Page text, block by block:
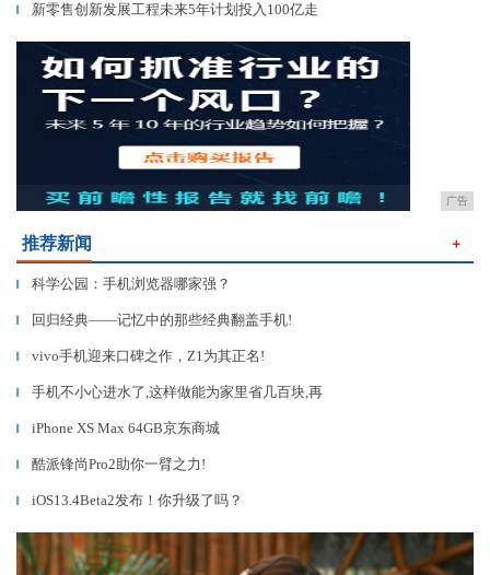
▎ 新零售创新发展工程未来5年计划投入100亿走
广告
推荐新闻 ＋
▎ 科学公园：手机浏览器哪家强？
▎ 回归经典——记忆中的那些经典翻盖手机!
▎ vivo手机迎来口碑之作，Z1为其正名!
▎ 手机不小心进水了,这样做能为家里省几百块,再
▎ iPhone XS Max 64GB京东商城
▎ 酷派锋尚Pro2助你一臂之力!
▎ iOS13.4Beta2发布！你升级了吗？